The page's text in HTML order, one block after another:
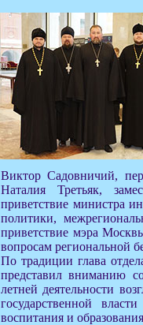
Виктор Садовничий,
Наталия Третьяк,
приветствие министра
политики,
приветствие мэра
вопросам региональной
По традиции глава
представил вниманию
летней деятельности
государственной
воспитания и